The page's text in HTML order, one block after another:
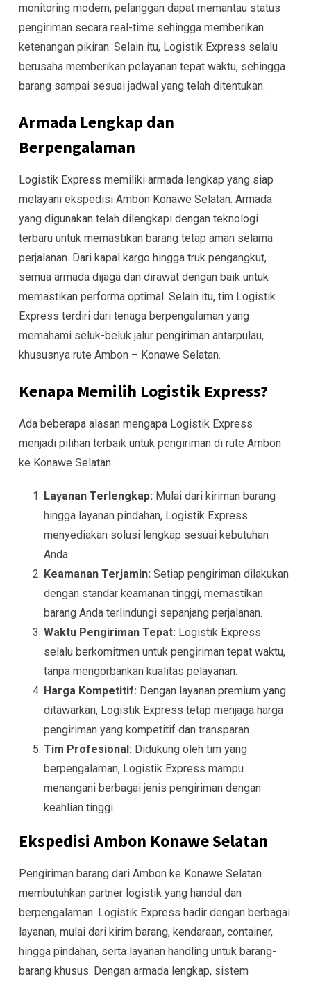
monitoring modern, pelanggan dapat memantau status
pengiriman secara real-time sehingga memberikan
ketenangan pikiran. Selain itu, Logistik Express selalu
berusaha memberikan pelayanan tepat waktu, sehingga
barang sampai sesuai jadwal yang telah ditentukan.
Armada Lengkap dan
Berpengalaman
Logistik Express memiliki armada lengkap yang siap
melayani ekspedisi Ambon Konawe Selatan. Armada
yang digunakan telah dilengkapi dengan teknologi
terbaru untuk memastikan barang tetap aman selama
perjalanan. Dari kapal kargo hingga truk pengangkut,
semua armada dijaga dan dirawat dengan baik untuk
memastikan performa optimal. Selain itu, tim Logistik
Express terdiri dari tenaga berpengalaman yang
memahami seluk-beluk jalur pengiriman antarpulau,
khususnya rute Ambon – Konawe Selatan.
Kenapa Memilih Logistik Express?
Ada beberapa alasan mengapa Logistik Express
menjadi pilihan terbaik untuk pengiriman di rute Ambon
ke Konawe Selatan:
Layanan Terlengkap: Mulai dari kiriman barang
hingga layanan pindahan, Logistik Express
menyediakan solusi lengkap sesuai kebutuhan
Anda.
Keamanan Terjamin: Setiap pengiriman dilakukan
dengan standar keamanan tinggi, memastikan
barang Anda terlindungi sepanjang perjalanan.
Waktu Pengiriman Tepat: Logistik Express
selalu berkomitmen untuk pengiriman tepat waktu,
tanpa mengorbankan kualitas pelayanan.
Harga Kompetitif: Dengan layanan premium yang
ditawarkan, Logistik Express tetap menjaga harga
pengiriman yang kompetitif dan transparan.
Tim Profesional: Didukung oleh tim yang
berpengalaman, Logistik Express mampu
menangani berbagai jenis pengiriman dengan
keahlian tinggi.
Ekspedisi Ambon Konawe Selatan
Pengiriman barang dari Ambon ke Konawe Selatan
membutuhkan partner logistik yang handal dan
berpengalaman. Logistik Express hadir dengan berbagai
layanan, mulai dari kirim barang, kendaraan, container,
hingga pindahan, serta layanan handling untuk barang-
barang khusus. Dengan armada lengkap, sistem